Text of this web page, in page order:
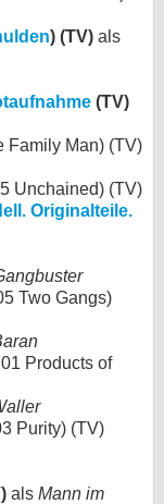
) (TV) als
(TV)
Family Man) (TV)
Unchained) (TV)
Originalteile.
Two Gangs)
Products of
Purity) (TV)
als Mann im